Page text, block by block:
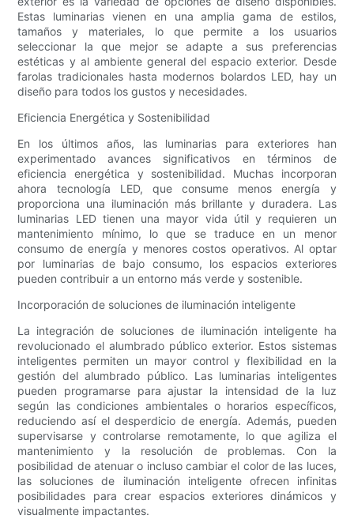
Estas luminarias vienen en una amplia gama de estilos,
tamaños y materiales, lo que permite a los usuarios
seleccionar la que mejor se adapte a sus preferencias
estéticas y al ambiente general del espacio exterior. Desde
farolas tradicionales hasta modernos bolardos LED, hay un
diseño para todos los gustos y necesidades.
Eficiencia Energética y Sostenibilidad
En los últimos años, las luminarias para exteriores han
experimentado avances significativos en términos de
eficiencia energética y sostenibilidad. Muchas incorporan
ahora tecnología LED, que consume menos energía y
proporciona una iluminación más brillante y duradera. Las
luminarias LED tienen una mayor vida útil y requieren un
mantenimiento mínimo, lo que se traduce en un menor
consumo de energía y menores costos operativos. Al optar
por luminarias de bajo consumo, los espacios exteriores
pueden contribuir a un entorno más verde y sostenible.
Incorporación de soluciones de iluminación inteligente
La integración de soluciones de iluminación inteligente ha
revolucionado el alumbrado público exterior. Estos sistemas
inteligentes permiten un mayor control y flexibilidad en la
gestión del alumbrado público. Las luminarias inteligentes
pueden programarse para ajustar la intensidad de la luz
según las condiciones ambientales o horarios específicos,
reduciendo así el desperdicio de energía. Además, pueden
supervisarse y controlarse remotamente, lo que agiliza el
mantenimiento y la resolución de problemas. Con la
posibilidad de atenuar o incluso cambiar el color de las luces,
las soluciones de iluminación inteligente ofrecen infinitas
posibilidades para crear espacios exteriores dinámicos y
visualmente impactantes.